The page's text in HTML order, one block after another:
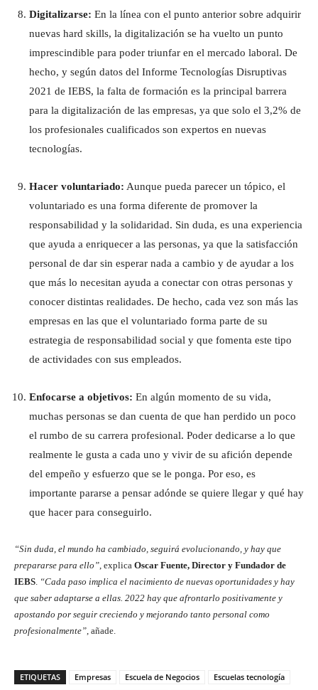
Digitalizarse: En la línea con el punto anterior sobre adquirir
nuevas hard skills, la digitalización se ha vuelto un punto
imprescindible para poder triunfar en el mercado laboral. De
hecho, y según datos del Informe Tecnologías Disruptivas
2021 de IEBS, la falta de formación es la principal barrera
para la digitalización de las empresas, ya que solo el 3,2% de
los profesionales cualificados son expertos en nuevas
tecnologías.
Hacer voluntariado: Aunque pueda parecer un tópico, el
voluntariado es una forma diferente de promover la
responsabilidad y la solidaridad. Sin duda, es una experiencia
que ayuda a enriquecer a las personas, ya que la satisfacción
personal de dar sin esperar nada a cambio y de ayudar a los
que más lo necesitan ayuda a conectar con otras personas y
conocer distintas realidades. De hecho, cada vez son más las
empresas en las que el voluntariado forma parte de su
estrategia de responsabilidad social y que fomenta este tipo
de actividades con sus empleados.
Enfocarse a objetivos: En algún momento de su vida,
muchas personas se dan cuenta de que han perdido un poco
el rumbo de su carrera profesional. Poder dedicarse a lo que
realmente le gusta a cada uno y vivir de su afición depende
del empeño y esfuerzo que se le ponga. Por eso, es
importante pararse a pensar adónde se quiere llegar y qué hay
que hacer para conseguirlo.
“Sin duda, el mundo ha cambiado, seguirá evolucionando, y hay que
prepararse para ello” , explica Oscar Fuente, Director y Fundador de
IEBS “Cada paso implica el nacimiento de nuevas oportunidades y hay
que saber adaptarse a ellas. 2022 hay que afrontarlo positivamente y
apostando por seguir creciendo y mejorando tanto personal como
profesionalmente” , añade.
ETIQUETAS Empresas Escuela de Negocios
Escuelas tecnología